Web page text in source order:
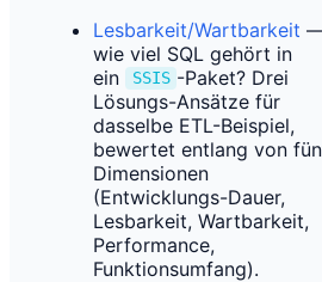
Lesbarkeit/Wartbarkeit
wie viel SQL gehört in
ein
SSIS -Paket? Drei
Lösungs-Ansätze für
dasselbe ETL-Beispiel,
bewertet entlang von
Dimensionen
(Entwicklungs-Dauer,
Lesbarkeit, Wartbarkeit,
Performance,
Funktionsumfang).